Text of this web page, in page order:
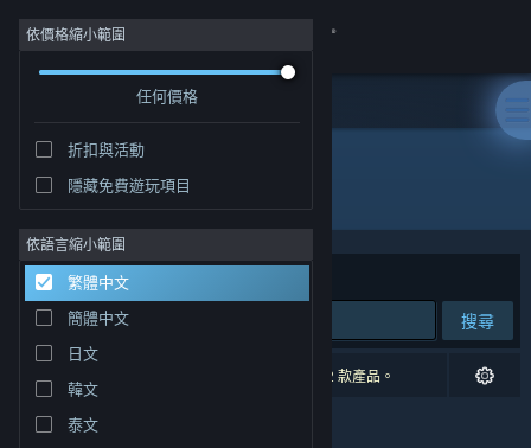
登入
社群
關於
客服
變更語言
取得 Steam 行動應用程式
依價格縮小範圍
任何價格
折扣與活動
隱藏免費遊玩項目
依語言縮小範圍
繁體中文
簡體中文
日文
韓文
泰文
發行商: Blue Ghost Games
排序依據 相關性
搜尋
0 項相符的搜尋結果。 已根據您的偏好設定排除 2 款產品。